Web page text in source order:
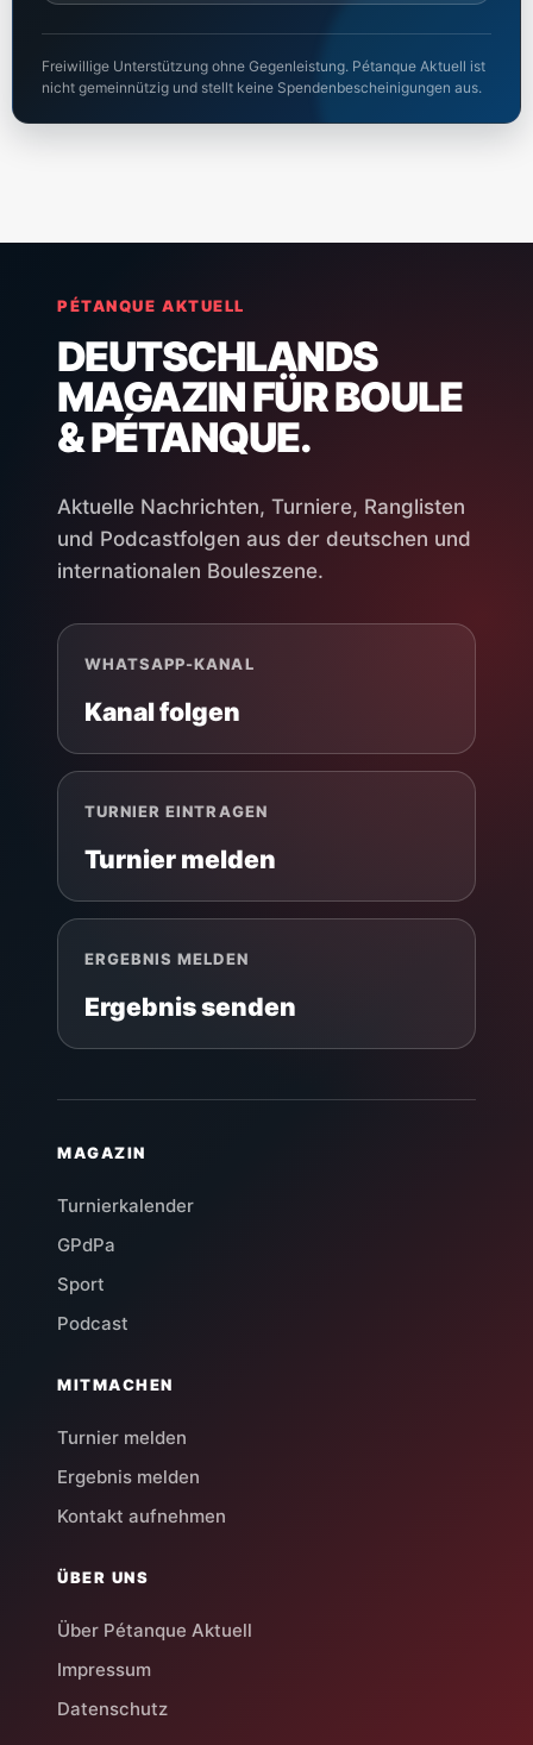
Freiwillige Unterstützung ohne Gegenleistung. Pétanque Aktuell ist
nicht gemeinnützig und stellt keine Spendenbescheinigungen aus.
PÉTANQUE AKTUELL
DEUTSCHLANDS
MAGAZIN FÜR BOULE
& PÉTANQUE.
Aktuelle Nachrichten, Turniere, Ranglisten
und Podcastfolgen aus der deutschen und
internationalen Bouleszene.
WHATSAPP-KANAL
Kanal folgen
TURNIER EINTRAGEN
Turnier melden
ERGEBNIS MELDEN
Ergebnis senden
MAGAZIN
Turnierkalender
GPdPa
Sport
Podcast
MITMACHEN
Turnier melden
Ergebnis melden
Kontakt aufnehmen
ÜBER UNS
Über Pétanque Aktuell
Impressum
Datenschutz